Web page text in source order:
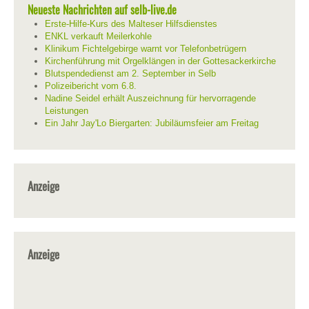
Neueste Nachrichten auf selb-live.de
Erste-Hilfe-Kurs des Malteser Hilfsdienstes
ENKL verkauft Meilerkohle
Klinikum Fichtelgebirge warnt vor Telefonbetrügern
Kirchenführung mit Orgelklängen in der Gottesackerkirche
Blutspendedienst am 2. September in Selb
Polizeibericht vom 6.8.
Nadine Seidel erhält Auszeichnung für hervorragende
Leistungen
Ein Jahr Jay'Lo Biergarten: Jubiläumsfeier am Freitag
Anzeige
Anzeige